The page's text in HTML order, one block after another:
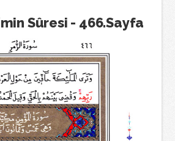
Sûresi - 466.Sayfa